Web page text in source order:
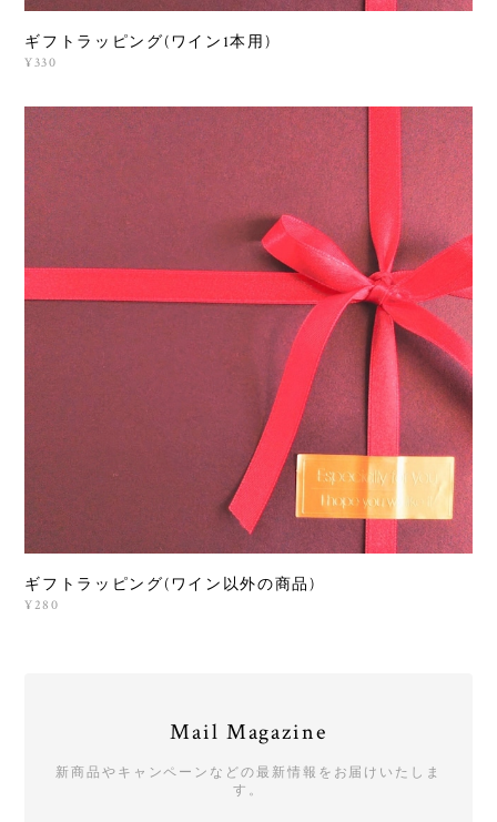
ギフトラッピング(ワイン1本用)
¥330
ギフトラッピング(ワイン以外の商品)
¥280
Mail Magazine
新商品やキャンペーンなどの最新情報をお届けいたしま
す。